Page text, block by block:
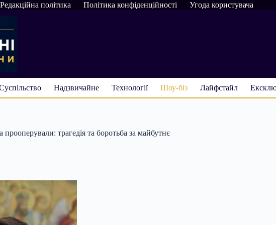
Редакційна політика Політика конфіденційності Угода користувача
Надзвичайне Технології Шоу-біз Лайфстайл
трагедія та боротьба за майбутнє